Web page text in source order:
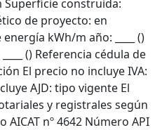
Superficie construida:
de proyecto: en
kWh/m año: ____ ()
() Referencia cédula de
El precio no incluye IVA:
AJD: tipo vigente El
y registrales según
nº 4642 Número API